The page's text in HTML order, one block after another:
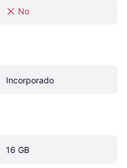
No
Incorporado
16 GB